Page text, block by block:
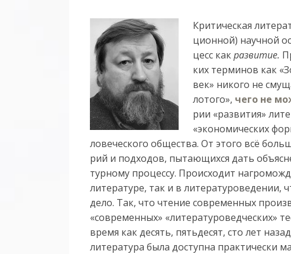
Кри­ти­чес­кая
ци­он­ной) на­уч­ной
цесс какраз­ви­тие.
ких тер­ми­нов как
век» ни­ко­го не
ло­то­го», че­го не
рии «раз­ви­тия»
«эко­но­ми­чес­ких
ло­ве­чес­ко­го об­щест­ва. От это­го всё
рий и под­хо­дов, пы­та­ю­щих­ся дать
тур­но­му про­цес­су. Происходит
литературе, так и в литературоведении,
дело. Так, что чтение современных
«современных» «литературоведческих»
время как десять, пятьдесят, сто лет
литература была доступна практически